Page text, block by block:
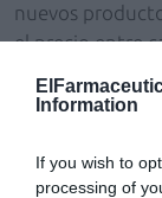
Information
If you wish to
processing of
nuevos
el precio entre
Por todo ello,
del
más recursos,